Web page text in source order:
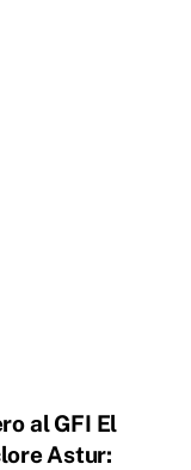
al GFI El
Astur: